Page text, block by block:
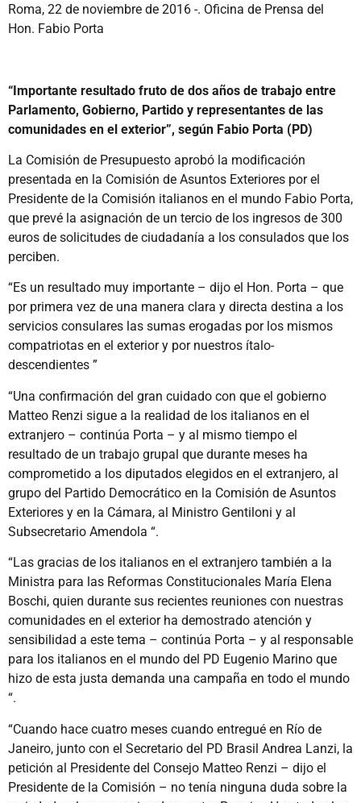
Roma, 22 de noviembre de 2016 -. Oficina de Prensa del
Hon. Fabio Porta
“Importante resultado fruto de dos años de trabajo entre
Parlamento, Gobierno, Partido y representantes de las
comunidades en el exterior”, según Fabio Porta (PD)
La Comisión de Presupuesto aprobó la modificación
presentada en la Comisión de Asuntos Exteriores por el
Presidente de la Comisión italianos en el mundo Fabio Porta,
que prevé la asignación de un tercio de los ingresos de 300
euros de solicitudes de ciudadanía a los consulados que los
perciben.
“Es un resultado muy importante – dijo el Hon. Porta – que
por primera vez de una manera clara y directa destina a los
servicios consulares las sumas erogadas por los mismos
compatriotas en el exterior y por nuestros ítalo-
descendientes ”
“Una confirmación del gran cuidado con que el gobierno
Matteo Renzi sigue a la realidad de los italianos en el
extranjero – continúa Porta – y al mismo tiempo el
resultado de un trabajo grupal que durante meses ha
comprometido a los diputados elegidos en el extranjero, al
grupo del Partido Democrático en la Comisión de Asuntos
Exteriores y en la Cámara, al Ministro Gentiloni y al
Subsecretario Amendola “.
“Las gracias de los italianos en el extranjero también a la
Ministra para las Reformas Constitucionales María Elena
Boschi, quien durante sus recientes reuniones con nuestras
comunidades en el exterior ha demostrado atención y
sensibilidad a este tema – continúa Porta – y al responsable
para los italianos en el mundo del PD Eugenio Marino que
hizo de esta justa demanda una campaña en todo el mundo
“.
“Cuando hace cuatro meses cuando entregué en Río de
Janeiro, junto con el Secretario del PD Brasil Andrea Lanzi, la
petición al Presidente del Consejo Matteo Renzi – dijo el
Presidente de la Comisión – no tenía ninguna duda sobre la